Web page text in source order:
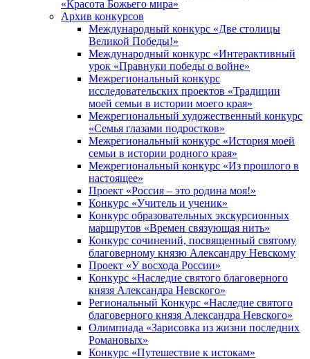
«Красота Божьего мира»
Архив конкурсов
Международный конкурс «Две столицы
Великой Победы!»
Международный конкурс «Интерактивный
урок «Правнуки победы о войне»
Межрегиональный конкурс
исследовательских проектов «Традиции
моей семьи в истории моего края»
Межрегиональный художественный конкурс
«Семья глазами подростков»
Межрегиональный конкурс «История моей
семьи в истории родного края»
Межрегиональный конкурс «Из прошлого в
настоящее»
Проект «Россия – это родина моя!»
Конкурс «Учитель и ученик»
Конкурс образовательных экскурсионных
маршрутов «Времен связующая нить»
Конкурс сочинений, посвященный святому
благоверному князю Александру Невскому
Проект «У восхода России»
Конкурс «Наследие святого благоверного
князя Александра Невского»
Региональный Конкурс «Наследие святого
благоверного князя Александра Невского»
Олимпиада «Зарисовка из жизни последних
Романовых»
Конкурс «Путешествие к истокам»